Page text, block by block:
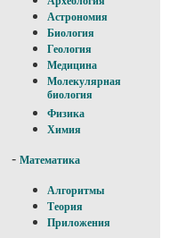
Астрономия
Биология
Геология
Медицина
Молекулярная
биология
Физика
Химия
- Математика
Алгоритмы
Теория
Приложения